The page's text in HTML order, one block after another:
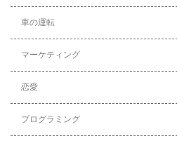
車の運転
マーケティング
恋愛
プログラミング